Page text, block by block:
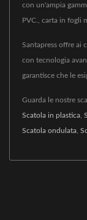
con un'ampia
PVC., carta in fogli
Santapress offre ai
con tecnologia
garantisce che le
Guarda le nostre
Scatola in plastica
Scatola ondulata